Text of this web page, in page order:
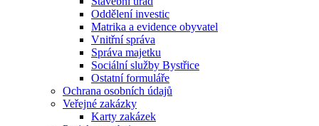
Oddělení investic
Matrika a evidence obyvatel
Vnitřní správa
Správa majetku
Sociální služby Bystřice
Ostatní formuláře
Ochrana osobních údajů
Veřejné zakázky
Karty zakázek